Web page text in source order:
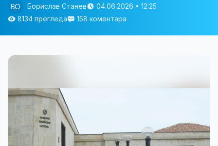
Борислав Станев
04.06.2026 • 12:25
8134 прегледа
158 коментара